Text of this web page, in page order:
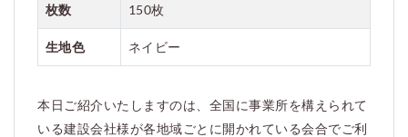
枚数 150枚
生地色 ネイビー
本日ご紹介いたしますのは、全国に事業所を構えられて
いる建設会社様が各地域ごとに開かれている会合でご利